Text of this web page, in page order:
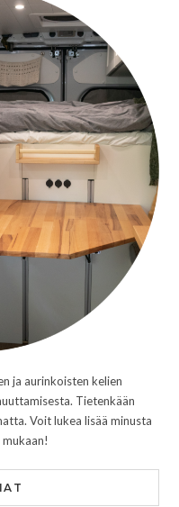
ja aurinkoisten kelien
Tietenkään
Voit lukea lisää minusta